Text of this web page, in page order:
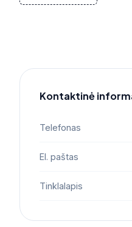
Kontaktinė
Telefonas
El. paštas
Tinklalapis